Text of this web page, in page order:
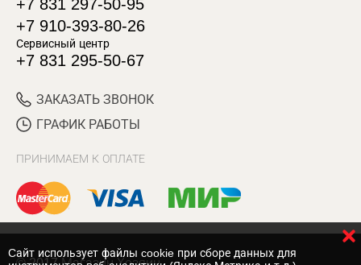
+7 831 297-50-95
+7 910-393-80-26
Сервисный центр
+7 831 295-50-67
ЗАКАЗАТЬ ЗВОНОК
ГРАФИК РАБОТЫ
ПРИНИМАЕМ К ОПЛАТЕ
Cайт использует файлы cookie при сборе данных для